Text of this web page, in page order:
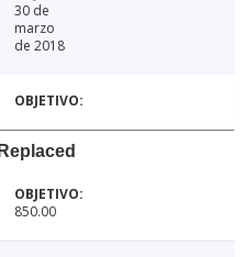
30 de
marzo
de 2018
850.00